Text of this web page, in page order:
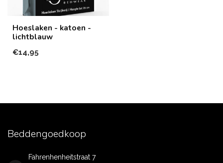
Hoeslaken - katoen -
lichtblauw
€14,95
Beddengoedkoop
Fahrenhenheitstraat 7